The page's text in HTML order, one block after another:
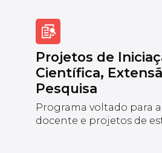
Projetos de
Científica,
Pesquisa
Programa voltado para
docente e projetos de